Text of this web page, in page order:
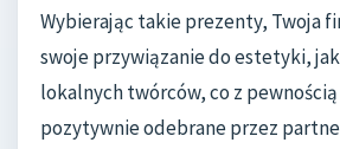
Wybierając takie prezenty, Twoja
swoje przywiązanie do estetyki,
lokalnych twórców, co z
pozytywnie odebrane przez